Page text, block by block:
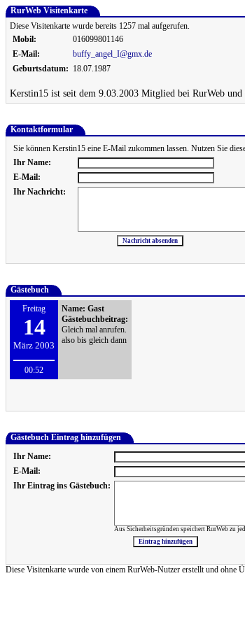
RurWeb Visitenkarte
Diese Visitenkarte wurde bereits 1257 mal aufgerufen.
Mobil:
016099801146
E-Mail:
buffy_angel_I@gmx.de
Geburtsdatum: 18.07.1987
Kerstin15 ist seit dem 9.03.2003 Mitglied bei RurWeb
Kontaktformular
Sie können Kerstin15 eine E-Mail zukommen lassen. Nutzen Sie
Ihr Name:
E-Mail:
Ihr Nachricht:
Gästebuch
Freitag
14
März 2003
00:52
Name: Gast
Gästebuchbeitrag:
Gleich mal anrufen.
also bis gleich dann
Gästebuch Eintrag hinzufügen
Ihr Name:
E-Mail:
Ihr Eintrag ins Gästebuch:
Aus Sicherheitsgründen speichert RurWeb zu
Diese Visitenkarte wurde von einem RurWeb-Nutzer erstellt und ohne